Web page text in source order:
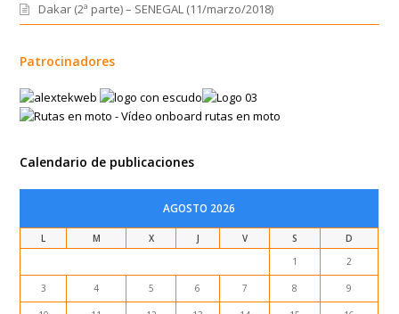
Dakar (2ª parte) – SENEGAL (11/marzo/2018)
Patrocinadores
Calendario de publicaciones
AGOSTO 2026
L M X J V S
D
1
2
3 4 5 6 7 8 9